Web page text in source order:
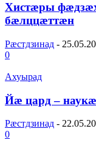
Хистæры
бæлццæттæн
Рæстдзинад -
0
Ахуырад
Йæ цард –
Рæстдзинад -
0